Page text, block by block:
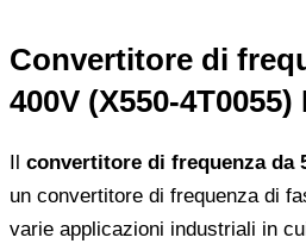
Convertitore di
400V (X550-
Il convertitore di frequenza da
un convertitore di frequenza di
varie applicazioni industriali in